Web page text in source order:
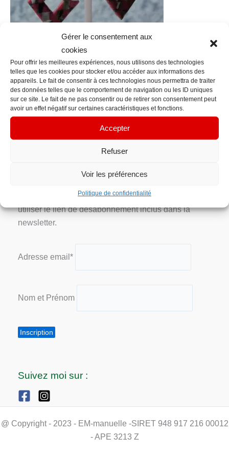
Gérer le consentement aux
cookies
Pour offrir les meilleures expériences, nous utilisons des technologies
telles que les cookies pour stocker et/ou accéder aux informations des
appareils. Le fait de consentir à ces technologies nous permettra de traiter
des données telles que le comportement de navigation ou les ID uniques
sur ce site. Le fait de ne pas consentir ou de retirer son consentement peut
avoir un effet négatif sur certaines caractéristiques et fonctions.
Accepter
Refuser
Voir les préférences
Politique de confidentialité
Fichier média précédent
Contact Info
contacts@em-manuelle.fr
Inscription Newsletter
Votre adresse e-mail n’est utilisée que pour vous
activités d’EM’manuelle. Vous pouvez toujours
utiliser le lien de désabonnement inclus dans la
newsletter.
Adresse email*
Nom et Prénom
Suivez moi sur :
@ Copyright - 2023 - EM-manuelle -SIRET 948 917 216 00012
- APE 3213 Z